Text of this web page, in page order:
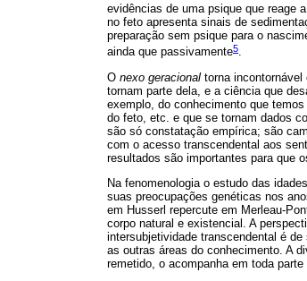
evidências de uma psique que reage
no feto apresenta sinais de
preparação sem psique para o
ainda que passivamente5.
O nexo geracional torna
tornam parte dela, e a ciência que
exemplo, do conhecimento que
do feto, etc. e que se tornam dados
são só constatação empírica; são
com o acesso transcendental aos
resultados são importantes para que
Na fenomenologia o estudo das
suas preocupações genéticas nos
em Husserl repercute em Merleau-
corpo natural e existencial. A
intersubjetividade transcendental é
as outras áreas do conhecimento. A
remetido, o acompanha em toda parte